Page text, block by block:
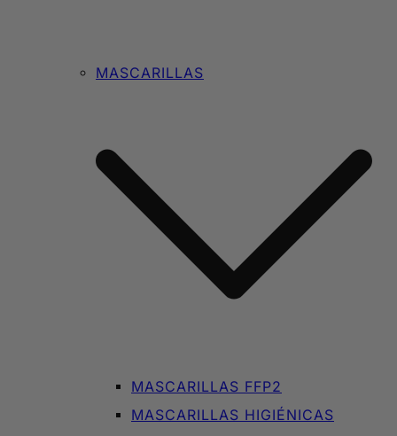
MASCARILLAS
MASCARILLAS FFP2
MASCARILLAS HIGIÉNICAS